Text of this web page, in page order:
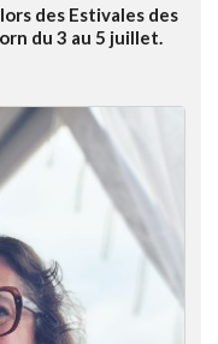
des Estivales des
du 3 au 5 juillet.